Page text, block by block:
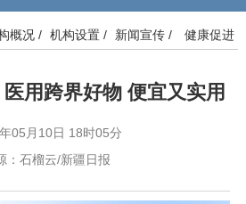
概况/ 机构设置/ 新闻宣传/ 健康促进
用跨界好物 便宜又实用
05月10日 18时05分
：石榴云/新疆日报